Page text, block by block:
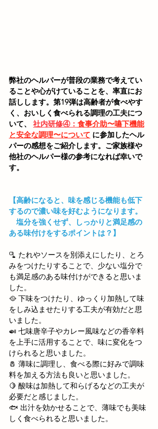
弊社のヘルパーが普段の業務で考えてい
ることや心がけていることを、率直にお
話しします。第19弾は高齢者が食べやす
く、おいしく食べられる調理の工夫につ
いて、 社内研修④： 食事介助〜嚥下機能
と安全な調理〜について に参加したヘル
パーの感想をご紹介します。ご家族様や
他社のヘルパー様の参考になれば幸いで
す。
【高齢になると、味を感じる機能も低下
するので濃い味を好むようになります。
塩分を強くせず、しっかりと満足感の
ある味付けをするポイントは？】
🫗 たれやソースを別添えにしたり、とろ
みをつけたりすることで、少ない塩分で
も満足感のある味付けができると思いま
した。
🥘 下味をつけたり、ゆっくり加熱して味
をしみ込ませたりする工夫が有効だと思
いました。
🍛 七味唐辛子やカレー風味などの香辛料
を上手に活用することで、味に変化をつ
けられると思いました。
🧂 薄味に調理し、食べる際に好みで調味
料を加える方法も良いと思いました。
🍋 酸味は加熱して和らげるなどの工夫が
必要だと感じました。
🐟 出汁を効かせることで、薄味でも美味
しく食べられると思いました。